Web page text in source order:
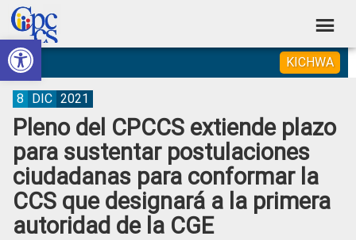
Abrir barra de herramientas
Skip
to
primary
navigation
Skip
to
main
content
Skip
to
primary
sidebar
Skip
to
footer
Consejo
de
Participación
Ciudadana
Control
Social
Construyendo
Poder
Ciudadano
KICHWA
Pleno del CPCCS extiende plazo
para sustentar postulaciones
ciudadanas para conformar la
CCS que designará a la primera
autoridad de la CGE
8 DIC 2021